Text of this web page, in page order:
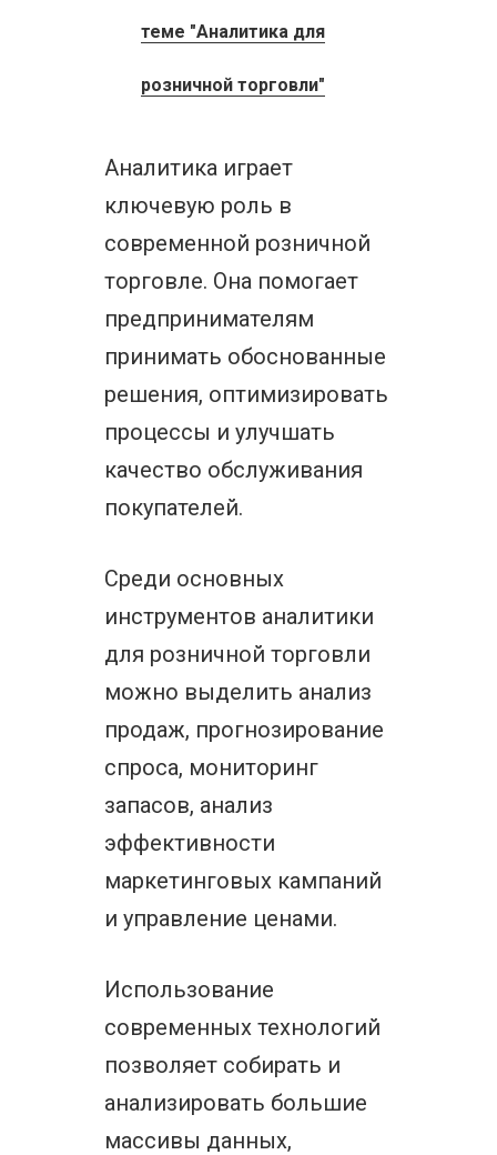
теме "Аналитика для
розничной торговли"
Аналитика играет
ключевую роль в
современной розничной
торговле. Она помогает
предпринимателям
принимать обоснованные
решения, оптимизировать
процессы и улучшать
качество обслуживания
покупателей.
Среди основных
инструментов аналитики
для розничной торговли
можно выделить анализ
продаж, прогнозирование
спроса, мониторинг
запасов, анализ
эффективности
маркетинговых кампаний
и управление ценами.
Использование
современных технологий
позволяет собирать и
анализировать большие
массивы данных,